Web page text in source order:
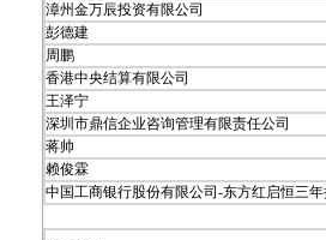
漳州金万辰投资有限公司
彭德建
周鹏
香港中央结算有限公司
王泽宁
深圳市鼎信企业咨询管理有限责任公司
蒋帅
赖俊霖
中国工商银行股份有限公司-东方红启恒三年